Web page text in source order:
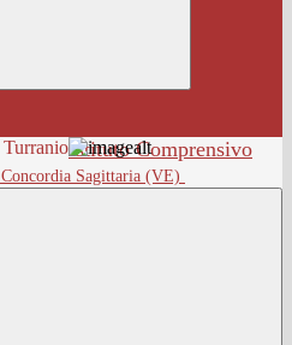
Istituto Comprensivo
Concordia Sagittaria (VE)